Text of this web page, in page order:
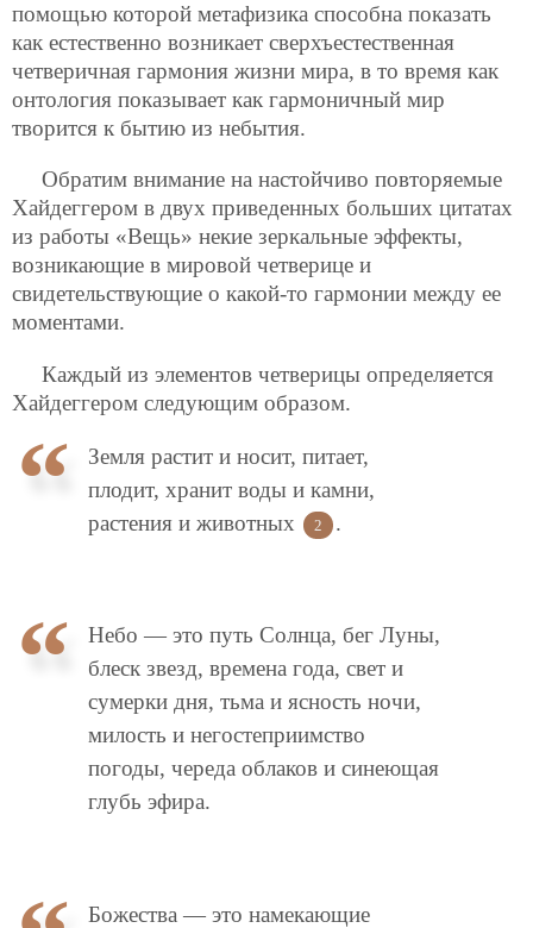
помощью которой метафизика способна показать
как естественно возникает сверхъестественная
четверичная гармония жизни мира, в то время как
онтология показывает как гармоничный мир
творится к бытию из небытия.
Обратим внимание на настойчиво повторяемые
Хайдеггером в двух приведенных больших цитатах
из работы «Вещь» некие зеркальные эффекты,
возникающие в мировой четверице и
свидетельствующие о какой-то гармонии между ее
моментами.
Каждый из элементов четверицы определяется
Хайдеггером следующим образом.
Земля растит и носит, питает,
плодит, хранит воды и камни,
растения и животных
2 .
Небо — это путь Солнца, бег Луны,
блеск звезд, времена года, свет и
сумерки дня, тьма и ясность ночи,
милость и негостеприимство
погоды, череда облаков и синеющая
глубь эфира.
Божества — это намекающие